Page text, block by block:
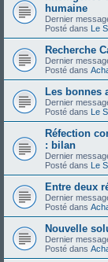
humaine
Dernier
Posté dans Le
Recherche
Dernier
Posté dans
Les bonnes
Dernier
Posté dans Le
Réfection
: bilan
Dernier
Posté dans Le
Entre deux
Dernier
Posté dans
Nouvelle
Dernier
Posté dans